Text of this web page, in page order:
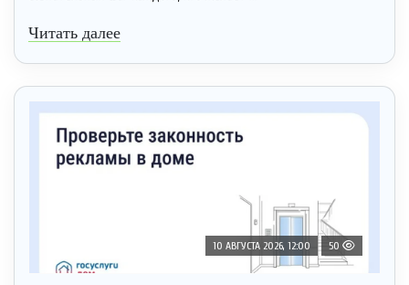
Читать далее
10 АВГУСТА 2026, 12:00 50